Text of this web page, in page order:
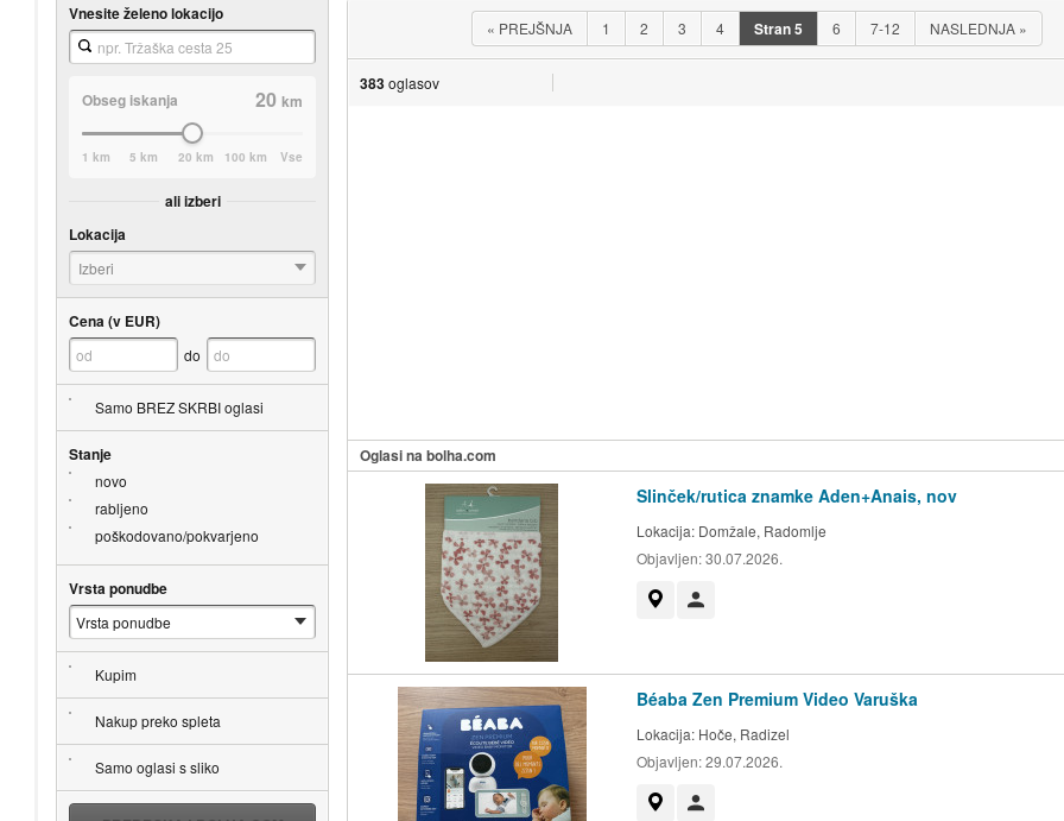
« PREJŠNJA 1 2 3 4 Stran5 6 7-12 NASLEDNJA »
383oglasov
Oglasi na bolha.com
Slinček/rutica znamke Aden+Anais, nov
Lokacija: Domžale, Radomlje
Objavljen:30.07.2026.
Béaba Zen Premium Video Varuška
Lokacija: Hoče, Radizel
Objavljen:29.07.2026.
Vnesite želeno lokacijo
Obseg iskanja 20km
1 km 5 km 20 km 100 km Vse
ali izberi
Lokacija
Izberi
Cena (v EUR)
do
Samo BREZ SKRBI oglasi
Stanje
novo
rabljeno
poškodovano/pokvarjeno
Vrsta ponudbe
Kupim
Nakup preko spleta
Samo oglasi s sliko